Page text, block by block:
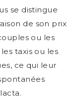
se distingue
de son prix
ou les
taxis ou les
ce qui leur